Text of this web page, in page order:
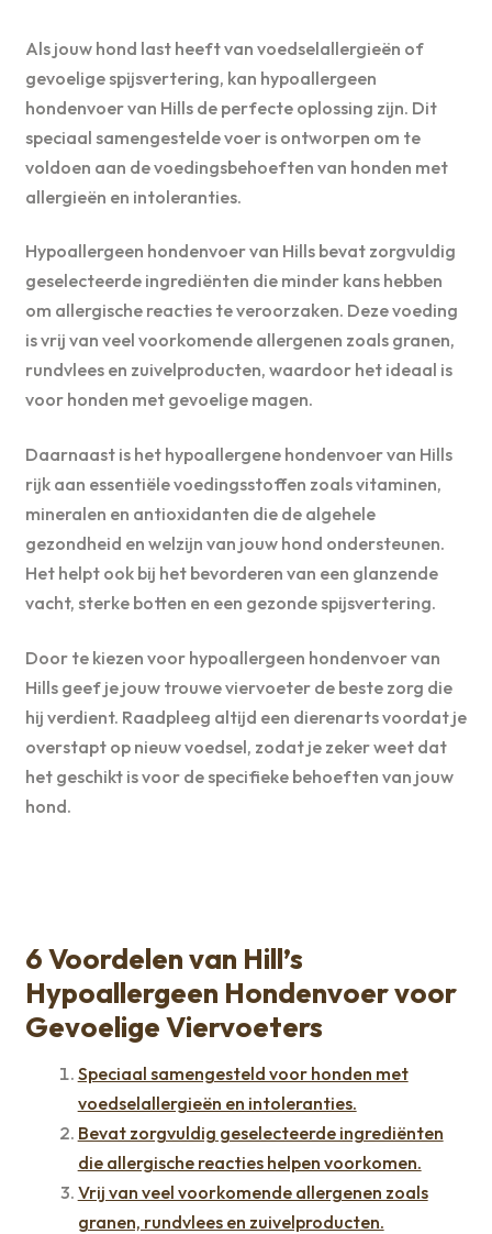
Als jouw hond last heeft van voedselallergieën of
gevoelige spijsvertering, kan hypoallergeen
hondenvoer van Hills de perfecte oplossing zijn. Dit
speciaal samengestelde voer is ontworpen om te
voldoen aan de voedingsbehoeften van honden met
allergieën en intoleranties.
Hypoallergeen hondenvoer van Hills bevat zorgvuldig
geselecteerde ingrediënten die minder kans hebben
om allergische reacties te veroorzaken. Deze voeding
is vrij van veel voorkomende allergenen zoals granen,
rundvlees en zuivelproducten, waardoor het ideaal is
voor honden met gevoelige magen.
Daarnaast is het hypoallergene hondenvoer van Hills
rijk aan essentiële voedingsstoffen zoals vitaminen,
mineralen en antioxidanten die de algehele
gezondheid en welzijn van jouw hond ondersteunen.
Het helpt ook bij het bevorderen van een glanzende
vacht, sterke botten en een gezonde spijsvertering.
Door te kiezen voor hypoallergeen hondenvoer van
Hills geef je jouw trouwe viervoeter de beste zorg die
hij verdient. Raadpleeg altijd een dierenarts voordat je
overstapt op nieuw voedsel, zodat je zeker weet dat
het geschikt is voor de specifieke behoeften van jouw
hond.
6 Voordelen van Hill’s
Hypoallergeen Hondenvoer voor
Gevoelige Viervoeters
Speciaal samengesteld voor honden met
voedselallergieën en intoleranties.
Bevat zorgvuldig geselecteerde ingrediënten
die allergische reacties helpen voorkomen.
Vrij van veel voorkomende allergenen zoals
granen, rundvlees en zuivelproducten.